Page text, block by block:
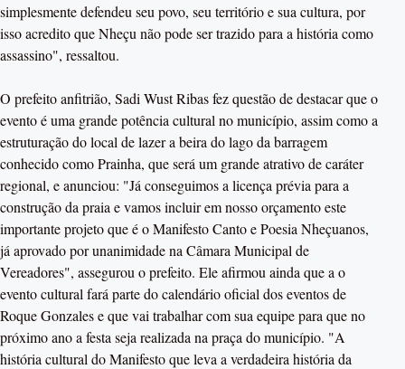
simplesmente defendeu seu povo, seu território e sua cultura, por
isso acredito que Nheçu não pode ser trazido para a história como
assassino", ressaltou.
O prefeito anfitrião, Sadi Wust Ribas fez questão de destacar que o
evento é uma grande potência cultural no município, assim como a
estruturação do local de lazer a beira do lago da barragem
conhecido como Prainha, que será um grande atrativo de caráter
regional, e anunciou: "Já conseguimos a licença prévia para a
construção da praia e vamos incluir em nosso orçamento este
importante projeto que é o Manifesto Canto e Poesia Nheçuanos,
já aprovado por unanimidade na Câmara Municipal de
Vereadores", assegurou o prefeito. Ele afirmou ainda que a o
evento cultural fará parte do calendário oficial dos eventos de
Roque Gonzales e que vai trabalhar com sua equipe para que no
próximo ano a festa seja realizada na praça do município. "A
história cultural do Manifesto que leva a verdadeira história da